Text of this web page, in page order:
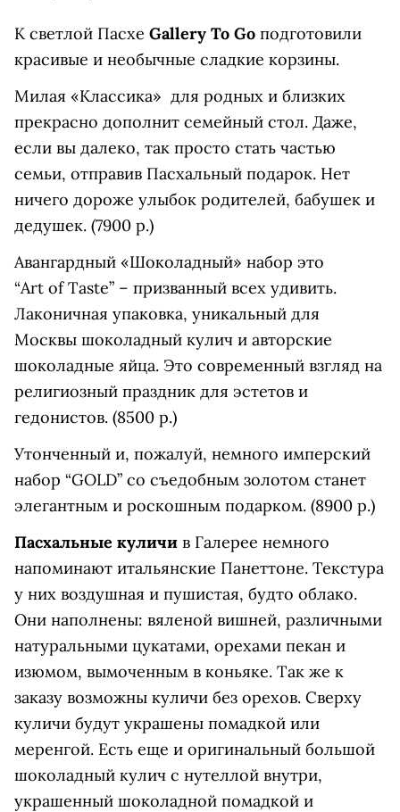
К светлой Пасхе Gallery To Go подготовили
красивые и необычные сладкие корзины.
Милая «Классика» для родных и близких
прекрасно дополнит семейный стол. Даже,
если вы далеко, так просто стать частью
семьи, отправив Пасхальный подарок. Нет
ничего дороже улыбок родителей, бабушек и
дедушек. (7900 р.)
Авангардный «Шоколадный» набор это
“Art of Taste” – призванный всех удивить.
Лаконичная упаковка, уникальный для
Москвы шоколадный кулич и авторские
шоколадные яйца. Это современный взгляд на
религиозный праздник для эстетов и
гедонистов. (8500 р.)
Утонченный и, пожалуй, немного имперский
набор “GOLD” со съедобным золотом станет
элегантным и роскошным подарком. (8900 р.)
Пасхальные куличи в Галерее немного
напоминают итальянские Панеттоне. Текстура
у них воздушная и пушистая, будто облако.
Они наполнены: вяленой вишней, различными
натуральными цукатами, орехами пекан и
изюмом, вымоченным в коньяке. Так же к
заказу возможны куличи без орехов. Сверху
куличи будут украшены помадкой или
меренгой. Есть еще и оригинальный большой
шоколадный кулич с нутеллой внутри,
украшенный шоколадной помадкой и